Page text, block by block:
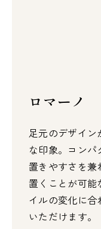
ロマーノ
足元のデザイ
な印象。コンパ
置きやすさを兼
置くことが可能
イルの変化に合
いただけます。